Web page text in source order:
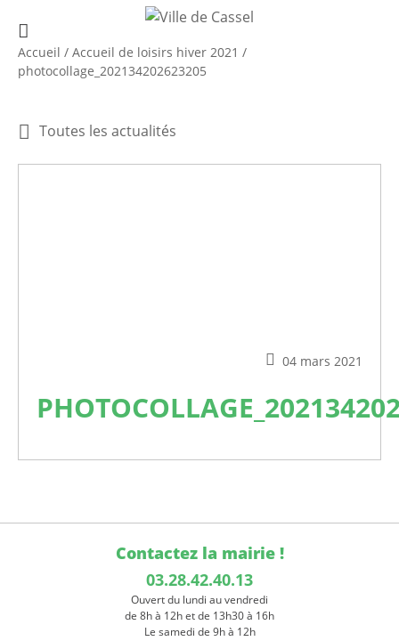
Accueil / Accueil de loisirs hiver 2021 /
photocollage_202134202623205
Toutes les actualités
04 mars 2021
Contactez la mairie !
03.28.42.40.13
Ouvert du lundi au vendredi
de 8h à 12h et de 13h30 à 16h
Le samedi de 9h à 12h